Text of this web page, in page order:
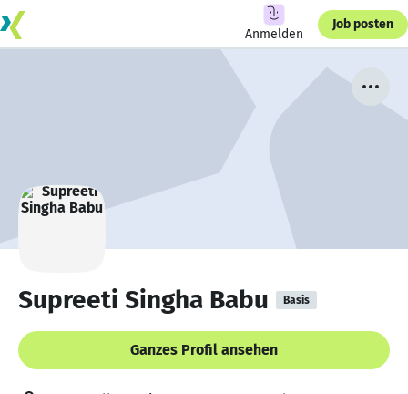
Anmelden
Job posten
Supreeti Singha Babu Basis
Ganzes Profil ansehen